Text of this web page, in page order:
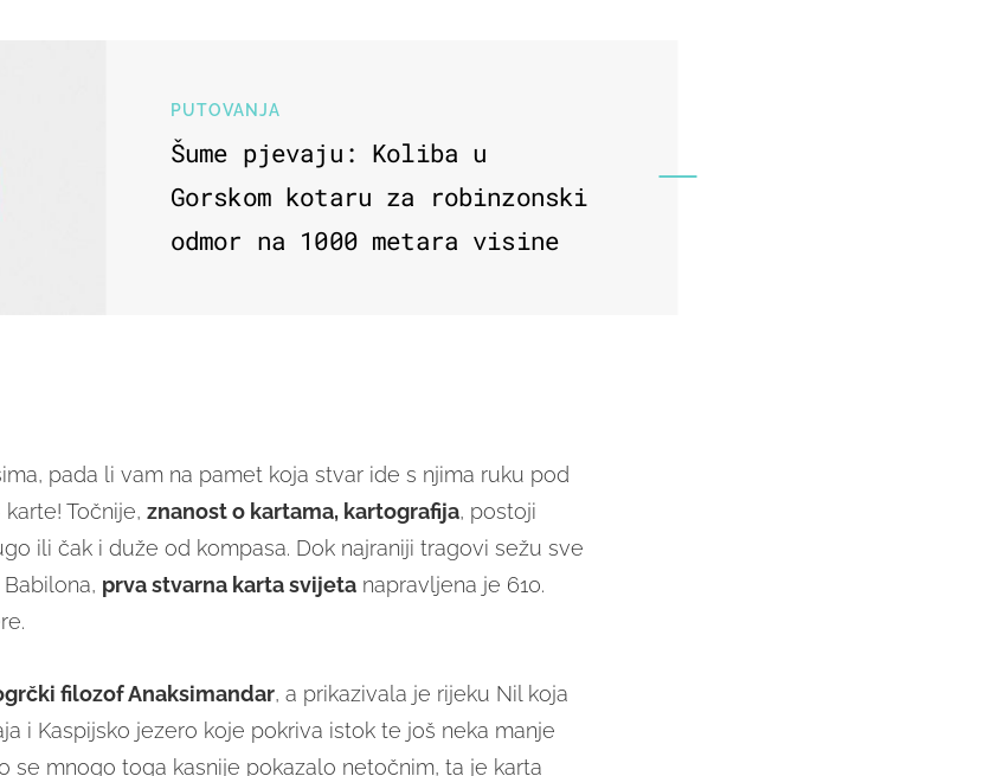
PUTOVANJA
Šume pjevaju: Koliba u
Gorskom kotaru za robinzonski
odmor na 1000 metara visine
pada li vam na pamet koja stvar ide s njima ruku pod
Točnije, znanost o kartama, kartografija, postoji
ili čak i duže od kompasa. Dok najraniji tragovi sežu sve
prva stvarna karta svijetanapravljena je 610.
filozof Anaksimandar, a prikazivala je rijeku Nil koja
i Kaspijsko jezero koje pokriva istok te još neka manje
se mnogo toga kasnije pokazalo netočnim, ta je karta